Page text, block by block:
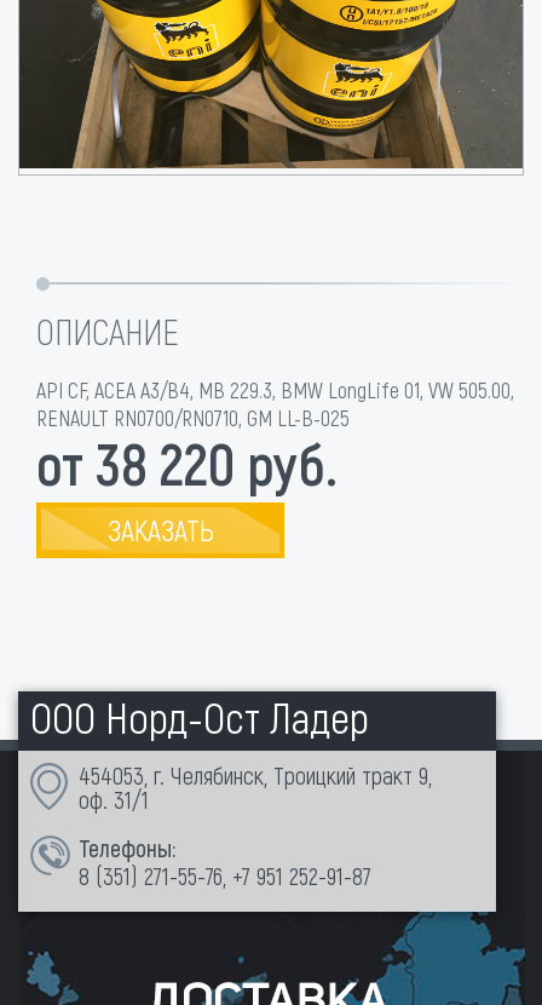
ОПИСАНИЕ
API CF, ACEA A3/B4, MB 229.3, BMW LongLife 01, VW 505.00,
RENAULT RN0700/RN0710, GM LL-B-025
от 38 220 руб.
ЗАКАЗАТЬ
ООО Норд-Ост Ладер
454053, г. Челябинск, Троицкий тракт 9,
оф. 31/1
Телефоны:
8 (351) 271-55-76 +7 951 252-91-87